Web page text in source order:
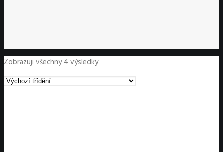
Zobrazuji všechny 4 výsledky